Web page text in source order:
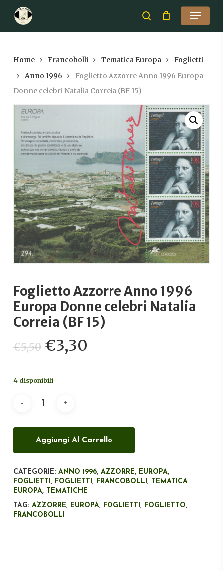
main
search
Menu
Home Francobolli Tematica Europa
Foglietti
Anno 1996
Foglietto Azzorre Anno 1996 Europa
Donne celebri Natalia Correia (BF 15)
Foglietto Azzorre Anno 1996
Europa Donne celebri Natalia
Correia (BF 15)
€5,50 Il
prezzo
originale
€5,50.
€3,30
4 disponibili
Aggiungi Al Carrello
CATEGORIE: ANNO 1996, AZZORRE, EUROPA,
FOGLIETTI , FOGLIETTI , FRANCOBOLLI , TEMATICA
EUROPA, TEMATICHE
TAG: AZZORRE, EUROPA, FOGLIETTI , FOGLIETTO,
FRANCOBOLLI
Close